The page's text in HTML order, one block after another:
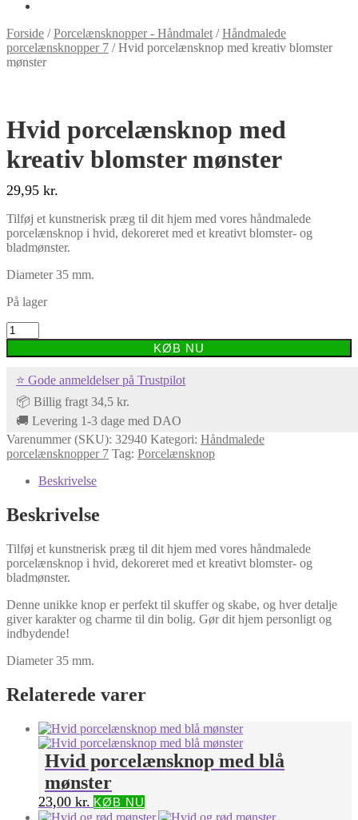
Forside /Porcelænsknopper - Håndmalet /Håndmalede
porcelænsknopper 7 /Hvid porcelænsknop med kreativ blomster
mønster
Hvid porcelænsknop med
kreativ blomster mønster
29,95 kr.
Tilføj et kunstnerisk præg til dit hjem med vores håndmalede
porcelænsknop i hvid, dekoreret med et kreativt blomster- og
bladmønster.
Diameter 35 mm.
På lager
Hvid
porcelænsknop
med
blomster
mønster
antal
KØB NU
⭐ Gode anmeldelser på Trustpilot
📦 Billig fragt 34,5 kr.
🚚 Levering 1-3 dage med DAO
Varenummer (SKU): 32940 Kategori: Håndmalede
porcelænsknopper 7 Tag: Porcelænsknop
Beskrivelse
Beskrivelse
Tilføj et kunstnerisk præg til dit hjem med vores håndmalede
porcelænsknop i hvid, dekoreret med et kreativt blomster- og
bladmønster.
Denne unikke knop er perfekt til skuffer og skabe, og hver detalje
giver karakter og charme til din bolig. Gør dit hjem personligt og
indbydende!
Diameter 35 mm.
Relaterede varer
Hvid porcelænsknop med blå
mønster
23,00 kr. KØB NU